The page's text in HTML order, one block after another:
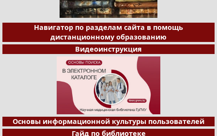
Навигатор по разделам сайта в помощь
дистанционному образованию
Видеоинструкция
Основы информационной культуры пользователей
Гайд по библиотеке